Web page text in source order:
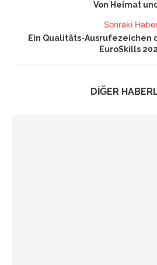
Von Heimat
Sonraki
Ein Qualitäts-Ausrufezeichen
EuroSkills
DİĞER